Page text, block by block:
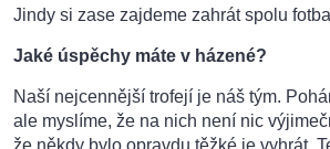
Jindy si zase zajdeme zahrát spolu
Jaké úspěchy máte v házené?
Naší nejcennější trofejí je náš tým.
ale myslíme, že na nich není nic